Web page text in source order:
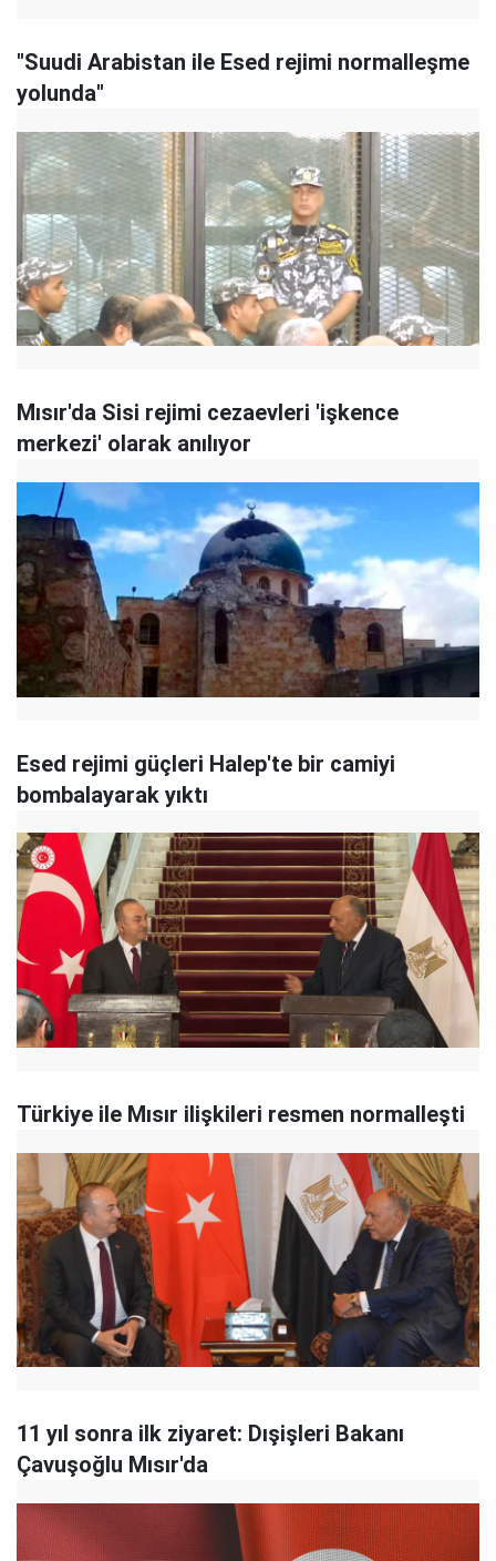
"Suudi Arabistan ile Esed rejimi normalleşme
yolunda"
Mısır'da Sisi rejimi cezaevleri 'işkence
merkezi' olarak anılıyor
Esed rejimi güçleri Halep'te bir camiyi
bombalayarak yıktı
Türkiye ile Mısır ilişkileri resmen normalleşti
11 yıl sonra ilk ziyaret: Dışişleri Bakanı
Çavuşoğlu Mısır'da